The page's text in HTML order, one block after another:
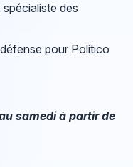
des
pour Politico
samedi à partir de